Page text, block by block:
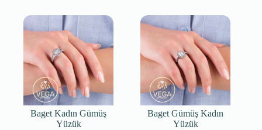
Baget Kadın Gümüş
Yüzük
Baget Gümüş Kadın
Yüzük